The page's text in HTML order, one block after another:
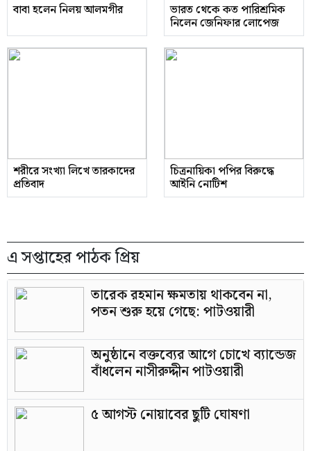
বাবা হলেন নিলয় আলমগীর ভারত থেকে কত পারিশ্রমিক
নিলেন জেনিফার লোপেজ
শরীরে সংখ্যা লিখে তারকাদের
প্রতিবাদ
চিত্রনায়িকা পপির বিরুদ্ধে
আইনি নোটিশ
এ সপ্তাহের পাঠক প্রিয়
তারেক রহমান ক্ষমতায় থাকবেন না,
পতন শুরু হয়ে গেছে: পাটওয়ারী
অনুষ্ঠানে বক্তব্যের আগে চোখে ব্যান্ডেজ
বাঁধলেন নাসীরুদ্দীন পাটওয়ারী
৫ আগস্ট নোয়াবের ছুটি ঘোষণা